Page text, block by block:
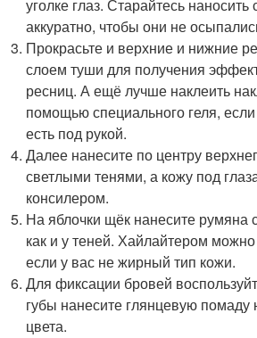
уголке глаз. Старайтесь наносить
аккуратно, чтобы они не
Прокрасьте и верхние и нижние
слоем туши для получения
ресниц. А ещё лучше наклеить
помощью специального геля,
есть под рукой.
Далее нанесите по центру
светлыми тенями, а кожу под
консилером.
На яблочки щёк нанесите румяна
как и у теней. Хайлайтером
если у вас не жирный тип кожи.
Для фиксации бровей
губы нанесите глянцевую помаду
цвета.